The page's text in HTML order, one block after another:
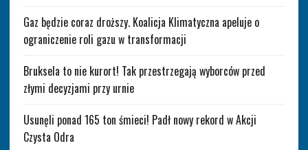
Gaz będzie coraz droższy. Koalicja Klimatyczna apeluje o
ograniczenie roli gazu w transformacji
Bruksela to nie kurort! Tak przestrzegają wyborców przed
złymi decyzjami przy urnie
Usunęli ponad 165 ton śmieci! Padł nowy rekord w Akcji
Czysta Odra